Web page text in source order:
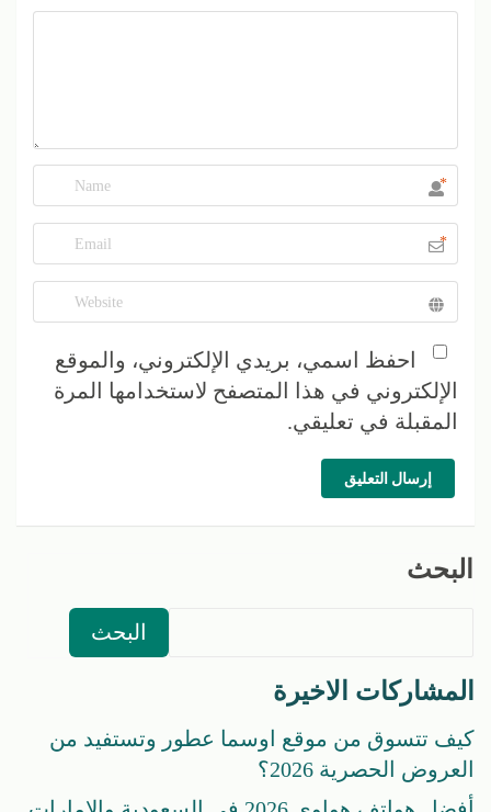
*
*
احفظ اسمي، بريدي الإلكتروني، والموقع
الإلكتروني في هذا المتصفح لاستخدامها المرة
المقبلة في تعليقي.
إرسال التعليق
البحث
البحث
المشاركات الاخيرة
كيف تتسوق من موقع اوسما عطور وتستفيد من
العروض الحصرية 2026؟